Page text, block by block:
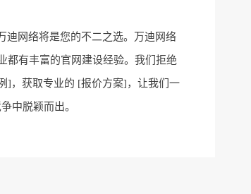
迪网络将是您的不二之选。万迪网络
都有丰富的官网建设经验。我们拒绝
]，获取专业的 [报价方案]，让我们一
中脱颖而出。